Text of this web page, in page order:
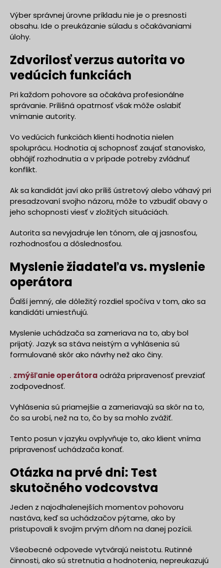
Výber správnej úrovne príkladu nie je o presnosti
obsahu. Ide o preukázanie súladu s očakávaniami
úlohy.
Zdvorilosť verzus autorita vo
vedúcich funkciách
Pri každom pohovore sa očakáva profesionálne
správanie. Prílišná opatrnosť však môže oslabiť
vnímanie autority.
Vo vedúcich funkciách klienti hodnotia nielen
spoluprácu. Hodnotia aj schopnosť zaujať stanovisko,
obhájiť rozhodnutia a v prípade potreby zvládnuť
konflikt.
Ak sa kandidát javí ako príliš ústretový alebo váhavý pri
presadzovaní svojho názoru, môže to vzbudiť obavy o
jeho schopnosti viesť v zložitých situáciách.
Autorita sa nevyjadruje len tónom, ale aj jasnosťou,
rozhodnosťou a dôslednosťou.
Myslenie žiadateľa vs. myslenie
operátora
Ďalší jemný, ale dôležitý rozdiel spočíva v tom, ako sa
kandidáti umiestňujú.
Myslenie uchádzača sa zameriava na to, aby bol
prijatý. Jazyk sa stáva neistým a vyhlásenia sú
formulované skôr ako návrhy než ako činy.
. zmýšľanie operátora odráža pripravenosť prevziať
zodpovednosť.
Vyhlásenia sú priamejšie a zameriavajú sa skôr na to,
čo sa urobí, než na to, čo by sa mohlo zvážiť.
Tento posun v jazyku ovplyvňuje to, ako klient vníma
pripravenosť uchádzača konať.
Otázka na prvé dni: Test
skutočného vodcovstva
Jeden z najodhalenejších momentov pohovoru
nastáva, keď sa uchádzačov pýtame, ako by
pristupovali k svojim prvým dňom na danej pozícii.
Všeobecné odpovede vytvárajú neistotu. Rutinné
činnosti, ako sú stretnutia a hodnotenia, nepreukazujú